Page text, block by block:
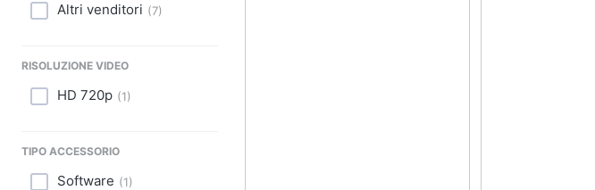
Motori
Altri venditori (7)
RISOLUZIONE VIDEO
HD 720p (1)
TIPO ACCESSORIO
Software (1)